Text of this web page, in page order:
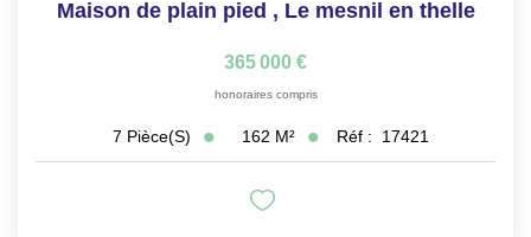
Maison de plain pied , Le mesnil en thelle
365 000 €
honoraires compris
7 Pièce(s) 162 M² Réf : 17421